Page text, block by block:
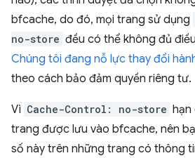
bfcache, do đó, mọi trang sử dụng
no-store đều có thể không đủ
Chúng tôi đang nỗ lực thay đổi
theo cách bảo đảm quyền riêng tư.
Vì Cache-Control: no-store hạn
trang được lưu vào bfcache, nên
số này trên những trang có thông